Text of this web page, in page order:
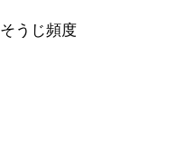
うじ頻度